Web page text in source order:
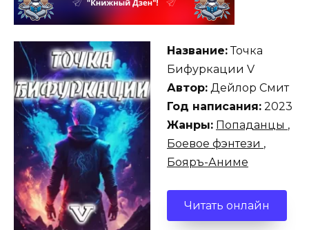
Название:Точка
Бифуркации V
Автор: Дейлор Смит
Год написания: 2023
Жанры: Попаданцы ,
Боевое фэнтези ,
Бояръ-Аниме
Читать онлайн